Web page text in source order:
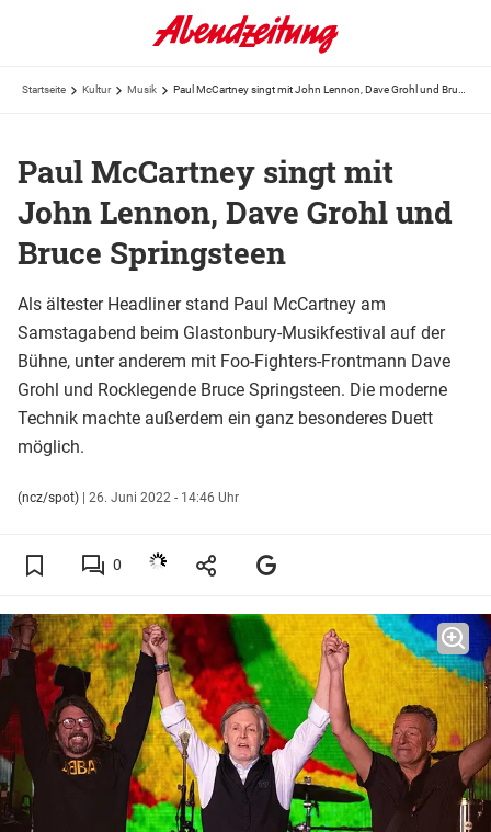
Startseite Kultur Musik
Paul McCartney singt mit
John Lennon, Dave Grohl und
Bruce Springsteen
Als ältester Headliner stand Paul McCartney am
Samstagabend beim Glastonbury-Musikfestival auf der
Bühne, unter anderem mit Foo-Fighters-Frontmann Dave
Grohl und Rocklegende Bruce Springsteen. Die moderne
Technik machte außerdem ein ganz besonderes Duett
möglich.
(ncz/spot) | 26. Juni 2022 - 14:46 Uhr
0